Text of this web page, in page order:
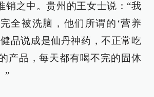
销之中。贵州的王女士说：“我
全被洗脑，他们所谓的‘营养
品说成是仙丹神药，不正常吃
产品，每天都有喝不完的固体
”